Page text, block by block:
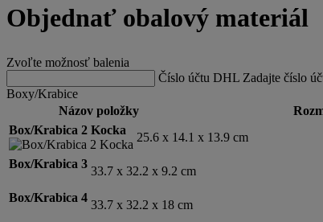
Objednať obalový materiál
Zvoľte možnosť balenia
Číslo účtu DHL Zadajte číslo
Boxy/Krabice
Názov položky
Box/Krabica 2 Kocka
25.6 x 14.1 x 13.9 cm
Box/Krabica 3
33.7 x 32.2 x 9.2 cm
Box/Krabica 4
33.7 x 32.2 x 18 cm